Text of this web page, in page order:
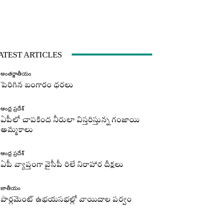
ARTICLES
అంతర్జాతీయం
పెరిగిన బంగారం ధరలు
ఆంధ్ర ప్రదేశ్
ఏపీలో చాపకింద నీరులా విస్తరిస్తున్న గంజాయి
అమ్మకాలు
ఆంధ్ర ప్రదేశ్
ఏపీ వ్యాప్తంగా వైసీపీ రిలే నిరాహార దీక్షలు
జాతీయం
పార్లమెంట్ ఉభయసభల్లో వాయిదాల పర్వం